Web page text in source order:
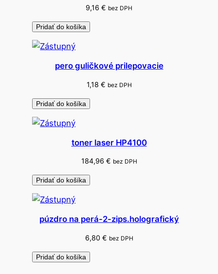
č
ý
9,16 € bez DPH
Pridať do košíka
pero guličkové prilepovacie
1,18 € bez DPH
Pridať do košíka
toner laser HP4100
184,96 € bez DPH
Pridať do košíka
púzdro na perá-2-zips.holografický
6,80 € bez DPH
Pridať do košíka